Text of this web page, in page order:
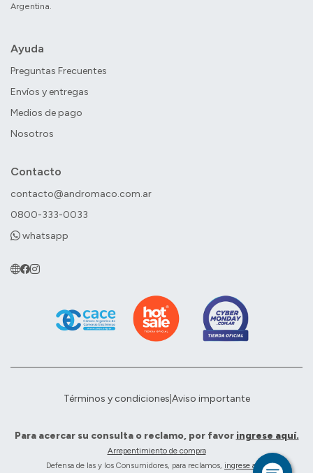
Argentina.
Ayuda
Preguntas Frecuentes
Envíos y entregas
Medios de pago
Nosotros
Contacto
contacto@andromaco.com.ar
0800-333-0033
whatsapp
Términos y condiciones Aviso importante
Para acercar su consulta o reclamo, por favor ingrese aquí.
Arrepentimiento de compra
Defensa de las y los Consumidores, para reclamos, ingrese aquí